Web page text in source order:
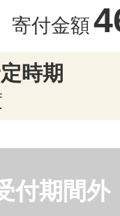
寄付金額
時期
付期間外